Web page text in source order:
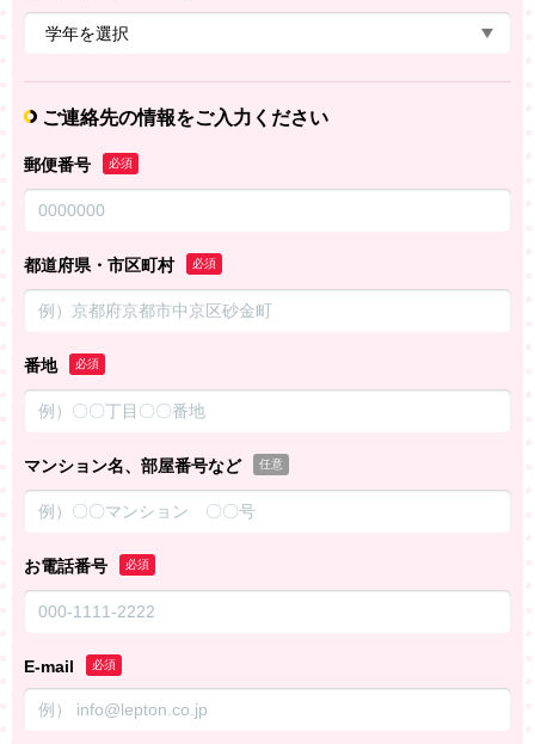
ご連絡先の情報をご入力ください
郵便番号 必須
都道府県・市区町村 必須
番地 必須
マンション名、部屋番号など 任意
お電話番号 必須
E-mail 必須